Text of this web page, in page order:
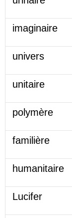
imaginaire
univers
unitaire
polymère
familière
humanitaire
Lucifer